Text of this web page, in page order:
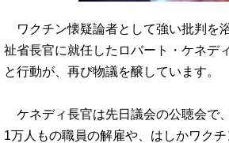
ワクチン懐疑論者として強い批判を
祉省長官に就任したロバート・ケネデ
と行動が、再び物議を醸しています。
ケネディ長官は先日議会の公聴会で
1万人もの職員の解雇や、はしかワク